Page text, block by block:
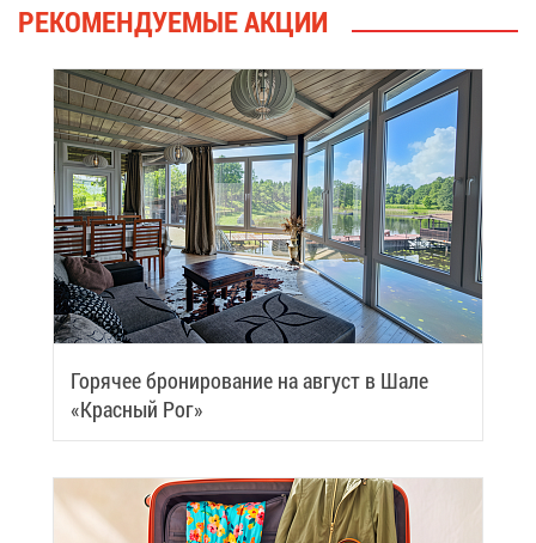
РЕ­КО­МЕН­ДУ­Е­МЫЕ АК­ЦИИ
Го­ря­чее бро­ни­ро­ва­ние на ав­густ в Ша­ле
«Крас­ный Рог»